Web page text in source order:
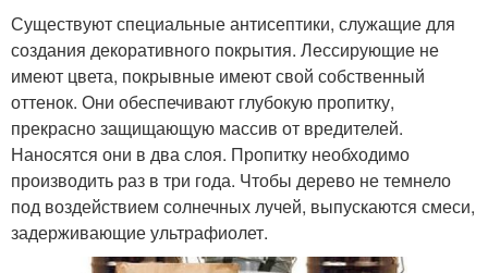
Существуют специальные антисептики, служащие для
создания декоративного покрытия. Лессирующие не
имеют цвета, покрывные имеют свой собственный
оттенок. Они обеспечивают глубокую пропитку,
прекрасно защищающую массив от вредителей.
Наносятся они в два слоя. Пропитку необходимо
производить раз в три года. Чтобы дерево не темнело
под воздействием солнечных лучей, выпускаются смеси,
задерживающие ультрафиолет.